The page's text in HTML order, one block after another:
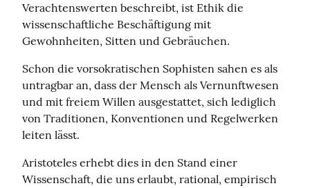
Verachtenswerten beschreibt, ist Ethik die
wissenschaftliche Beschäftigung mit
Gewohnheiten, Sitten und Gebräuchen.
Schon die vorsokratischen Sophisten sahen es als
untragbar an, dass der Mensch als Vernunftwesen
und mit freiem Willen ausgestattet, sich lediglich
von Traditionen, Konventionen und Regelwerken
leiten lässt.
Aristoteles erhebt dies in den Stand einer
Wissenschaft, die uns erlaubt, rational, empirisch